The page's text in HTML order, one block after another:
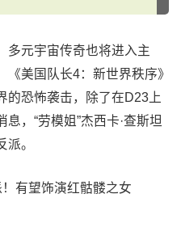
多元宇宙传奇也将进入主
美国队长4：新世界秩序》
的恐怖袭击，除了在D23上
，“劳模姐”杰西卡·查斯坦
。